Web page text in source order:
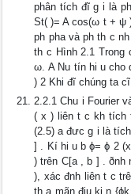
phân tích đĩ g i là
St( )= A cos(ω t + ψ
ph pha và ph th c
th c Hình 2.1 Trong
ω. A Nu tín hi u cho
) 2 Khi đĩ chúng ta
2.2.1 Chu i Fourier
( x ) liên t c kh tích
(2.5) a đưc g i là
] . Kí hi u b ϕ= ϕ 2
) trên C[a , b ] . ðnh
), xác đnh liên t c
th a mãn điu ki n